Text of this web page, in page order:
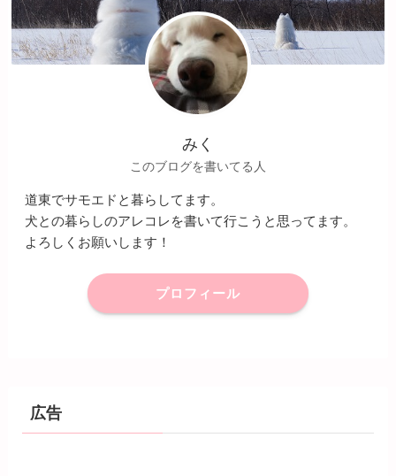
みく
このブログを書いてる人
道東でサモエドと暮らしてます。
犬との暮らしのアレコレを書いて行こうと思ってます。
よろしくお願いします！
プロフィール
広告